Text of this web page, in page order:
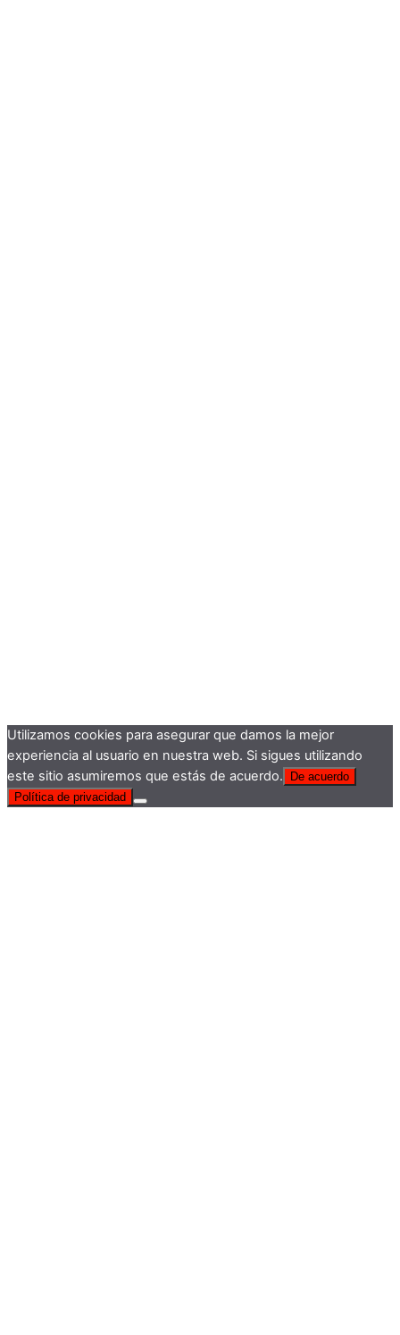
Utilizamos cookies para asegurar que damos la mejor
experiencia al usuario en nuestra web. Si sigues utilizando
este sitio asumiremos que estás de acuerdo.
De acuerdo
Política de privacidad